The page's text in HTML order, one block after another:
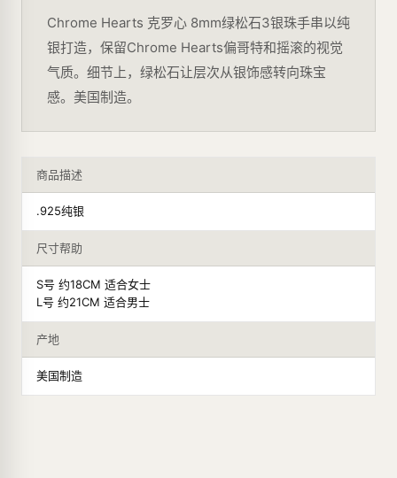
Chrome Hearts 克罗心 8mm绿松石3银珠手串以纯
银打造，保留Chrome Hearts偏哥特和摇滚的视觉
气质。细节上，绿松石让层次从银饰感转向珠宝
感。美国制造。
商品描述
.925纯银
尺寸帮助
S号 约18CM 适合女士
L号 约21CM 适合男士
产地
美国制造